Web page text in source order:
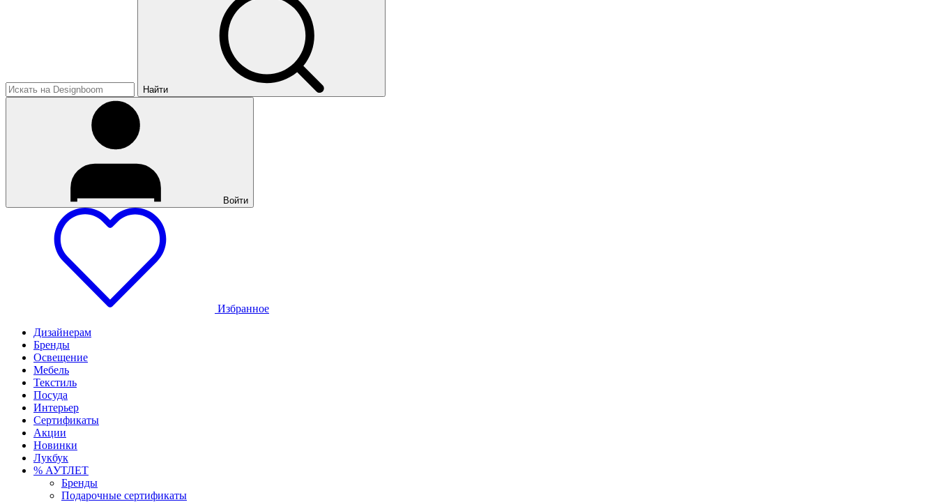
Найти
Войти
Избранное
Дизайнерам
Бренды
Освещение
Мебель
Текстиль
Посуда
Интерьер
Сертификаты
Акции
Новинки
Лукбук
% АУТЛЕТ
Бренды
Подарочные сертификаты